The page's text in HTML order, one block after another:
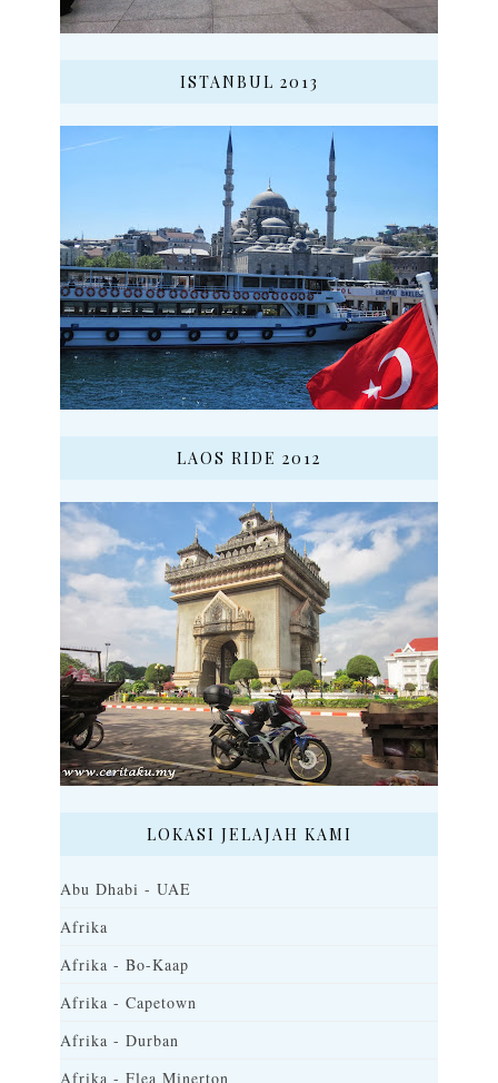
ISTANBUL 2013
LAOS RIDE 2012
LOKASI JELAJAH KAMI
Abu Dhabi - UAE
Afrika
Afrika - Bo-Kaap
Afrika - Capetown
Afrika - Durban
Afrika - Flea Minerton